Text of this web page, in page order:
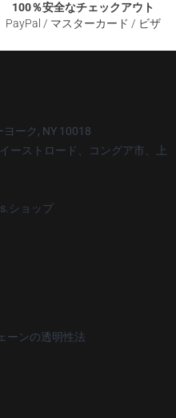
100％安全なチェックアウト
PayPal / マスターカード / ビザ
ヨーク, NY 10018
ーストロード、コングア市、上
ショップ
ーンの透明性法